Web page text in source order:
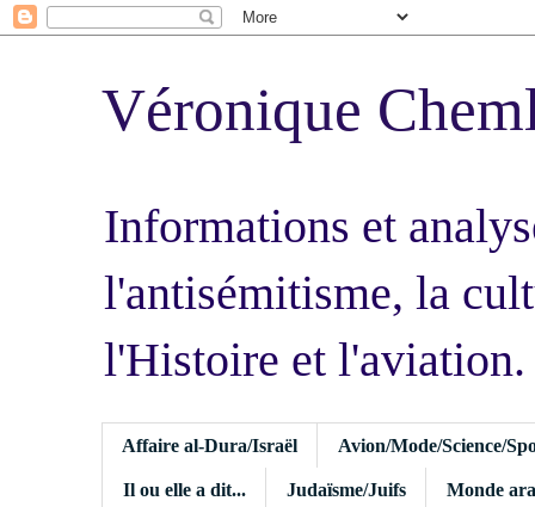
Véronique
Informations et
l'antisémitisme, la
l'Histoire et l'aviation.
Affaire al-Dura/Israël Avion/Mode/Science/
Il ou elle a dit... Judaïsme/Juifs Monde